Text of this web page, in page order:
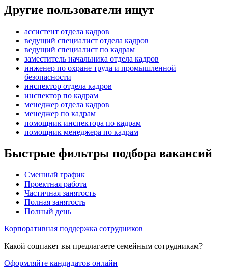
Другие пользователи ищут
ассистент отдела кадров
ведущий специалист отдела кадров
ведущий специалист по кадрам
заместитель начальника отдела кадров
инженер по охране труда и промышленной
безопасности
инспектор отдела кадров
инспектор по кадрам
менеджер отдела кадров
менеджер по кадрам
помощник инспектора по кадрам
помощник менеджера по кадрам
Быстрые фильтры подбора вакансий
Сменный график
Проектная работа
Частичная занятость
Полная занятость
Полный день
Корпоративная поддержка сотрудников
Какой соцпакет вы предлагаете семейным сотрудникам?
Оформляйте кандидатов онлайн